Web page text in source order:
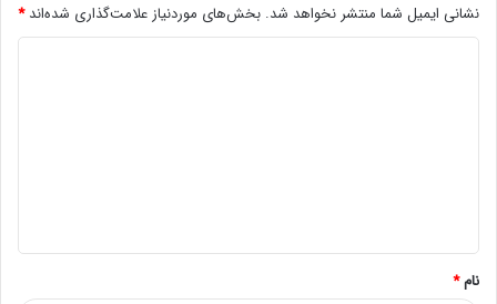
نشانی ایمیل شما منتشر نخواهد شد. بخش‌های موردنیاز علامت‌گذاری شده‌اند*
*
نام*